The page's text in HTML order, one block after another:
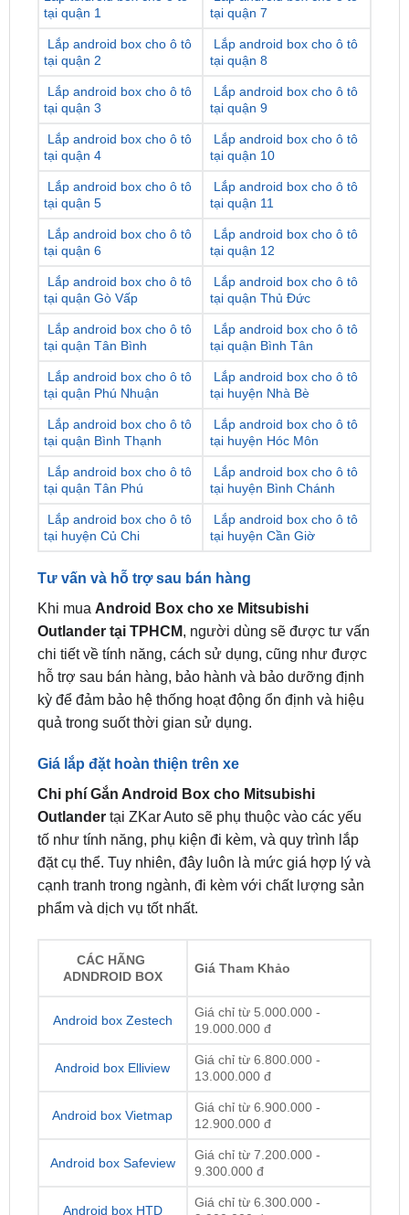
tại quận 2
tại quận 8
Lắp android box cho ô tô
tại quận 3
Lắp android box cho ô tô
tại quận 9
Lắp android box cho ô tô
tại quận 4
Lắp android box cho ô tô
tại quận 10
Lắp android box cho ô tô
tại quận 5
Lắp android box cho ô tô
tại quận 11
Lắp android box cho ô tô
tại quận 6
Lắp android box cho ô tô
tại quận 12
Lắp android box cho ô tô
tại quận Gò Vấp
Lắp android box cho ô tô
tại quận Thủ Đức
Lắp android box cho ô tô
tại quận Tân Bình
Lắp android box cho ô tô
tại quận Bình Tân
Lắp android box cho ô tô
tại quận Phú Nhuận
Lắp android box cho ô tô
tại huyện Nhà Bè
Lắp android box cho ô tô
tại quận Bình Thạnh
Lắp android box cho ô tô
tại huyện Hóc Môn
Lắp android box cho ô tô
tại quận Tân Phú
Lắp android box cho ô tô
tại huyện Bình Chánh
Lắp android box cho ô tô
tại huyện Củ Chi
Lắp android box cho ô tô
tại huyện Cần Giờ
Tư vấn và hỗ trợ sau bán hàng
Outlander tại TPHCM , người dùng sẽ được tư vấn
chi tiết về tính năng, cách sử dụng, cũng như được
hỗ trợ sau bán hàng, bảo hành và bảo dưỡng định
kỳ để đảm bảo hệ thống hoạt động ổn định và hiệu
quả trong suốt thời gian sử dụng.
Giá lắp đặt hoàn thiện trên xe
Outlandertại ZKar Auto sẽ phụ thuộc vào các yếu
tố như tính năng, phụ kiện đi kèm, và quy trình lắp
đặt cụ thể. Tuy nhiên, đây luôn là mức giá hợp lý và
cạnh tranh trong ngành, đi kèm với chất lượng sản
phẩm và dịch vụ tốt nhất.
CÁC HÃNG
Android box Zestech
Giá chỉ từ 5.000.000 -
Android box Elliview
Giá chỉ từ 6.800.000 -
13.000.000 đ
Android box Vietmap
Giá chỉ từ 6.900.000 -
12.900.000 đ
Android box Safeview
Giá chỉ từ 7.200.000 -
9.300.000 đ
Android box HTD
Giá chỉ từ 6.300.000 -
9.900.000 đ
Android box Utour
Giá chỉ từ 5.000.000 đ -